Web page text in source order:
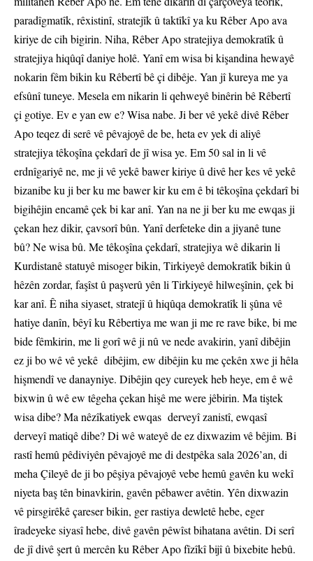
paradîgmatîk, rêxistinî, stratejîk û taktîkî ya ku Rêber Apo ava
kiriye de cih bigirin. Niha, Rêber Apo stratejiya demokratîk û
stratejiya hiqûqî daniye holê. Yanî em wisa bi kişandina hewayê
nokarin fêm bikin ku Rêbertî bê çi dibêje. Yan jî kureya me ya
efsûnî tuneye. Mesela em nikarin li qehweyê binêrin bê Rêbertî
çi gotiye. Ev e yan ew e? Wisa nabe. Ji ber vê yekê divê Rêber
Apo teqez di serê vê pêvajoyê de be, heta ev yek di aliyê
stratejiya têkoşîna çekdarî de jî wisa ye. Em 50 sal in li vê
erdnîgariyê ne, me ji vê yekê bawer kiriye û divê her kes vê yekê
bizanibe ku ji ber ku me bawer kir ku em ê bi têkoşîna çekdarî bi
bigihêjin encamê çek bi kar anî. Yan na ne ji ber ku me ewqas ji
çekan hez dikir, çavsorî bûn. Yanî derfeteke din a jiyanê tune
bû? Ne wisa bû. Me têkoşîna çekdarî, stratejiya wê dikarin li
Kurdistanê statuyê misoger bikin, Tirkiyeyê demokratîk bikin û
hêzên zordar, faşîst û paşverû yên li Tirkiyeyê hilweşînin, çek bi
kar anî. Ê niha siyaset, stratejî û hiqûqa demokratîk li şûna vê
hatiye danîn, bêyî ku Rêbertiya me wan ji me re rave bike, bi me
bide fêmkirin, me li gorî wê ji nû ve nede avakirin, yanî dibêjin
ez ji bo wê vê yekê dibêjim, ew dibêjin ku me çekên xwe ji hêla
hişmendî ve danayniye. Dibêjin qey cureyek heb heye, em ê wê
bixwin û wê ew têgeha çekan hişê me were jêbirin. Ma tiştek
wisa dibe? Ma nêzîkatiyek ewqas derveyî zanistî, ewqasî
derveyî matiqê dibe? Di wê wateyê de ez dixwazim vê bêjim. Bi
rastî hemû pêdiviyên pêvajoyê me di destpêka sala 2026’an, di
meha Çileyê de ji bo pêşiya pêvajoyê vebe hemû gavên ku wekî
niyeta baş tên binavkirin, gavên pêbawer avêtin. Yên dixwazin
vê pirsgirêkê çareser bikin, ger rastiya dewletê hebe, eger
îradeyeke siyasî hebe, divê gavên pêwîst bihatana avêtin. Di serî
de jî divê şert û mercên ku Rêber Apo fîzîkî bijî û bixebite hebû.